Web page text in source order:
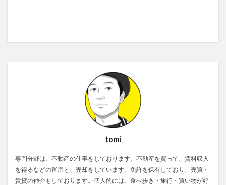
tomi
専門分野は、不動産の仕事をしております。不動産を買って、賃料収入
を得るなどの運用と、売却をしています。免許を保有しており、売買・
賃貸の仲介もしております。個人的には、食べ歩き・旅行・買い物が好